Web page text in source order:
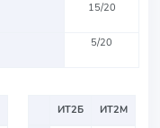
15/20
5/20
ИТ2Б
ИТ2М